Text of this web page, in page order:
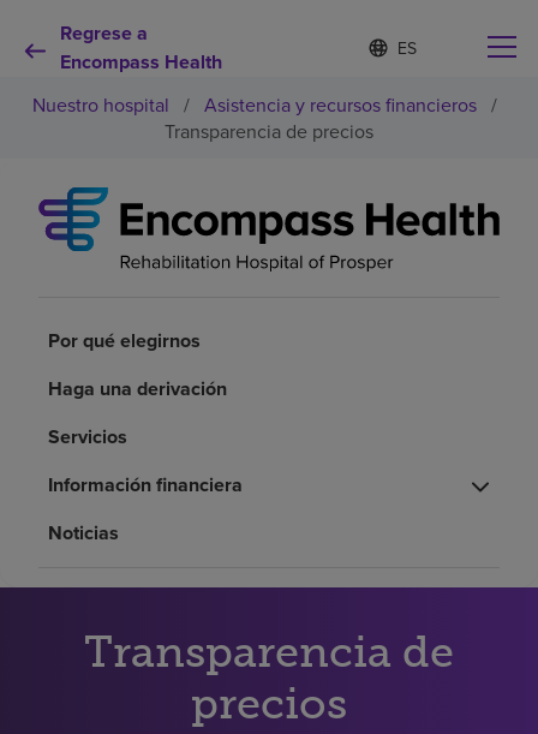
Regrese a
Encompass Health
Lista
de
contraída
d
o
m
e
c
Por qué debe elegirnos
Pacientes y cuidadores
Acerca de nosotros
Inversores
Nuestro hospital / Asistencia y recursos financieros /
Transparencia de precios
Por qué elegirnos
Haga una derivación
Servicios
Información financiera
Noticias
Transparencia de
precios